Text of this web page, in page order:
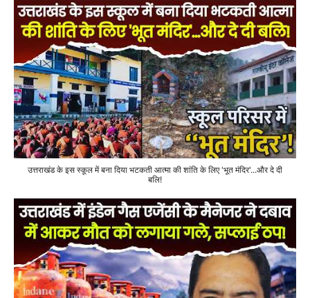
उत्तराखंड के इस स्कूल में बना दिया भटकती आत्मा की शांति के लिए 'भूत मंदिर'...और दे दी
बलि!